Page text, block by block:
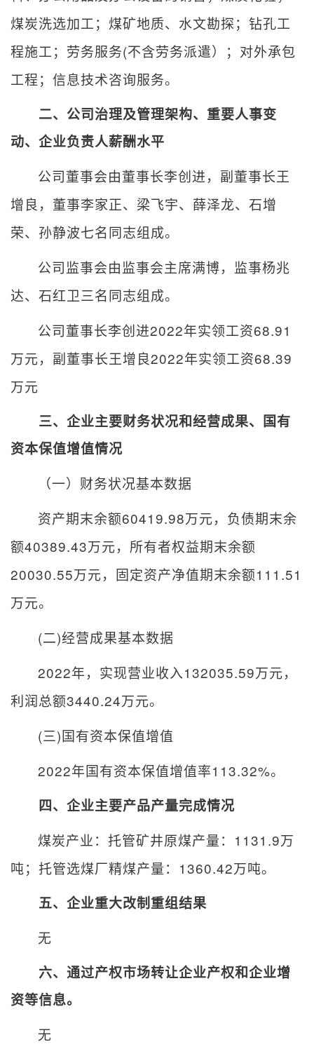
煤炭洗选加工；煤矿地质、水文勘探；钻孔工
程施工；劳务服务(不含劳务派遣）；对外承包
工程；信息技术咨询服务。
二、公司治理及管理架构、重要人事变
动、企业负责人薪酬水平
公司董事会由董事长李创进，副董事长王
增良，董事李家正、梁飞宇、薛泽龙、石增
荣、孙静波七名同志组成。
公司监事会由监事会主席满博，监事杨兆
达、石红卫三名同志组成。
公司董事长李创进2022年实领工资68.91
万元，副董事长王增良2022年实领工资68.39
万元
三、企业主要财务状况和经营成果、国有
资本保值增值情况
（一）财务状况基本数据
资产期末余额60419.98万元，负债期末余
额40389.43万元，所有者权益期末余额
20030.55万元，固定资产净值期末余额111.51
万元。
(二)经营成果基本数据
2022年，实现营业收入132035.59万元，
利润总额3440.24万元。
(三)国有资本保值增值
2022年国有资本保值增值率113.32%。
四、企业主要产品产量完成情况
煤炭产业：托管矿井原煤产量： 1131.9万
吨；托管选煤厂精煤产量： 1360.42万吨。
五、企业重大改制重组结果
无
六、通过产权市场转让企业产权和企业增
资等信息。
无